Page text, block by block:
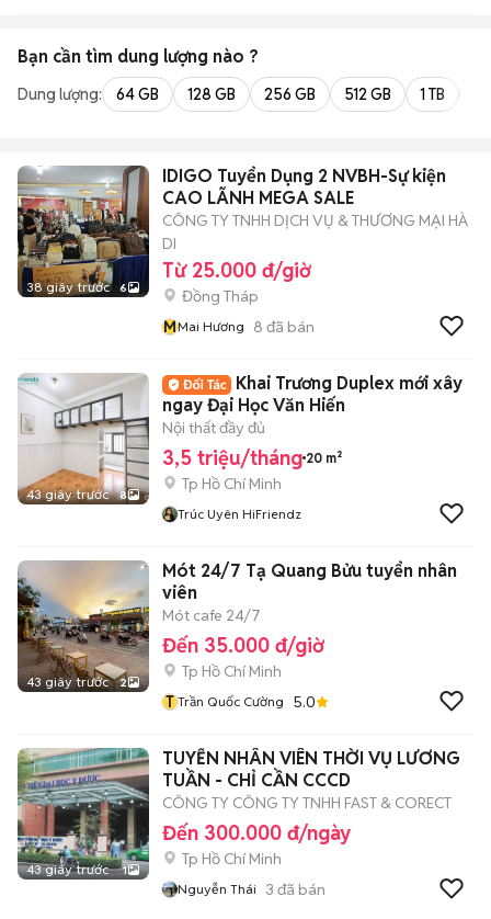
Bạn cần tìm dung lượng nào ?
Dung lượng: 64 GB 128 GB 256 GB 512 GB 1 TB
38 giây trước 6
IDIGO Tuyển Dụng 2 NVBH-Sự kiện
CAO LÃNH MEGA SALE
CÔNG TY TNHH DỊCH VỤ & THƯƠNG MẠI HÀ
DI
Từ 25.000 đ/giờ
Đồng Tháp
MMai Hương 8 đã bán
43 giây trước 8
Khai Trương Duplex mới xây
ngay Đại Học Văn Hiến
Nội thất đầy đủ
3,5 triệu/tháng 20 m²
Tp Hồ Chí Minh
Trúc Uyên HiFriendz
43 giây trước 2
Mót 24/7 Tạ Quang Bửu tuyển nhân
viên
Mót cafe 24/7
Đến 35.000 đ/giờ
Tp Hồ Chí Minh
T Trần Quốc Cường 5.0
43 giây trước 1
TUYỂN NHÂN VIÊN THỜI VỤ LƯƠNG
TUẦN - CHỈ CẦN CCCD
CÔNG TY CÔNG TY TNHH FAST & CORECT
Đến 300.000 đ/ngày
Tp Hồ Chí Minh
Nguyễn Thái 3 đã bán